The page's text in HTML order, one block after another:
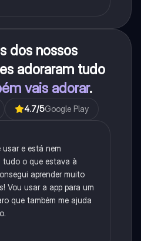
dos nossos
adoraram tudo
vais adorar.
4.7/5Google Play
e está nem
tudo o que estava à
aprender muito
Vou usar a app para um
que também me ajuda